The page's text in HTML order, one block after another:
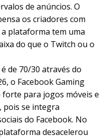
de anúncios. O
os criadores com
plataforma tem uma
do que o Twitch ou o
de 70/30 através do
o Facebook Gaming
para jogos móveis e
pois se integra
do Facebook. No
desacelerou